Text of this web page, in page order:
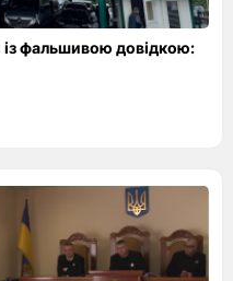
із фальшивою довідкою: